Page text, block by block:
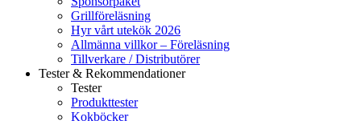
Grillföreläsning
Hyr vårt utekök 2026
Allmänna villkor – Föreläsning
Tillverkare / Distributörer
Tester & Rekommendationer
Tester
Produkttester
Kokböcker